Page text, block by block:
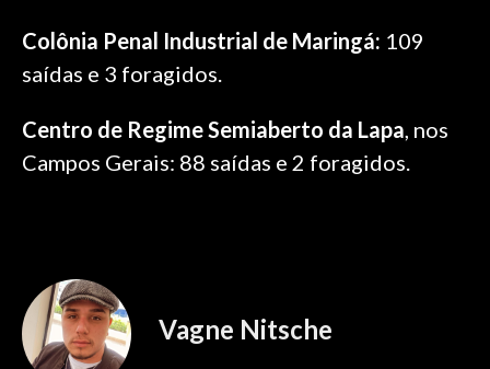
Colônia Penal Industrial de Maringá: 109
saídas e 3 foragidos.
Centro de Regime Semiaberto da Lapa, nos
Campos Gerais: 88 saídas e 2 foragidos.
Vagne Nitsche